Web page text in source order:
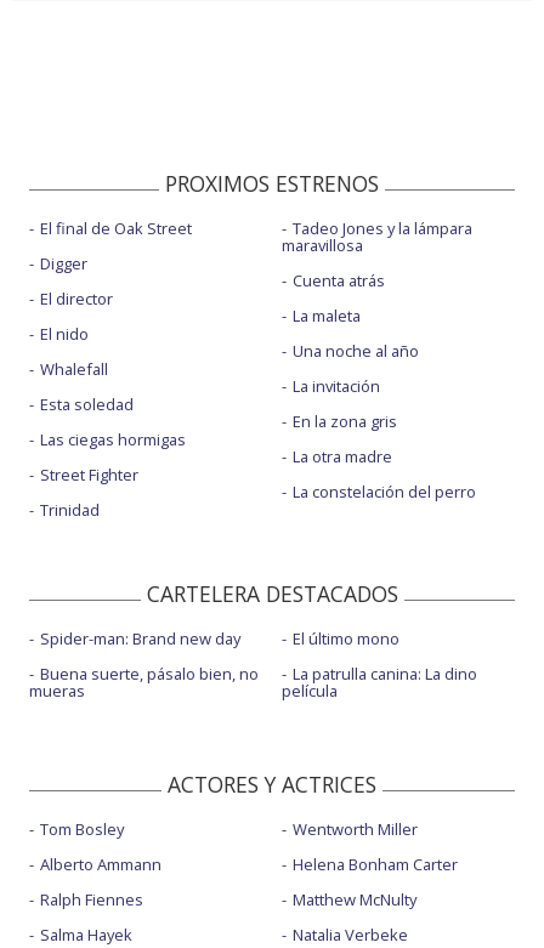
PROXIMOS ESTRENOS
El final de Oak Street
Digger
El director
El nido
Whalefall
Esta soledad
Las ciegas hormigas
Street Fighter
Trinidad
Tadeo Jones y la lámpara
maravillosa
Cuenta atrás
La maleta
Una noche al año
La invitación
En la zona gris
La otra madre
La constelación del perro
CARTELERA DESTACADOS
Spider-man: Brand new day
Buena suerte, pásalo bien, no
mueras
El último mono
La patrulla canina: La dino
película
ACTORES Y ACTRICES
Tom Bosley
Alberto Ammann
Ralph Fiennes
Salma Hayek
Wentworth Miller
Helena Bonham Carter
Matthew McNulty
Natalia Verbeke